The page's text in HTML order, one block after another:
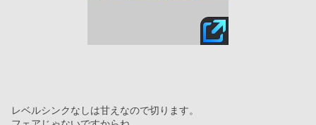
レベルシンクなしは甘えなので切ります。